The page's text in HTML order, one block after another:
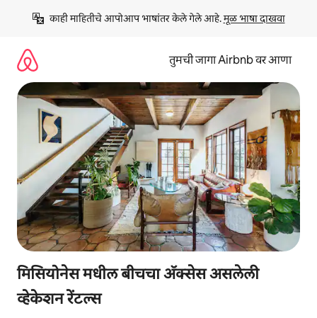
काही माहितीचे आपोआप भाषांतर केले गेले आहे. मूळ भाषा दाखवा
तुमची जागा Airbnb वर आणा
मिसियोनेस मधील बीचचा ॲक्सेस असलेली
व्हेकेशन रेंटल्स